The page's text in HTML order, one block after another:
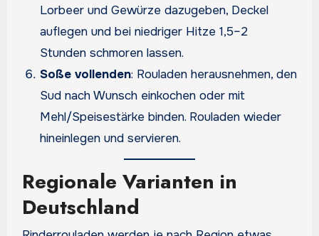
Lorbeer und Gewürze dazugeben, Deckel
auflegen und bei niedriger Hitze 1,5–2
Stunden schmoren lassen.
Soße vollenden: Rouladen herausnehmen, den
Sud nach Wunsch einkochen oder mit
Mehl/Speisestärke binden. Rouladen wieder
hineinlegen und servieren.
Regionale Varianten in
Deutschland